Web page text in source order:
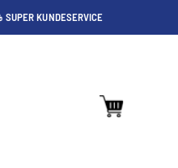
SUPER KUNDESERVICE